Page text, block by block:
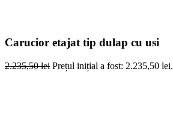
Carucior etajat tip dulap cu usi
2.235,50lei Prețul inițial a fost: 2.235,50 lei.